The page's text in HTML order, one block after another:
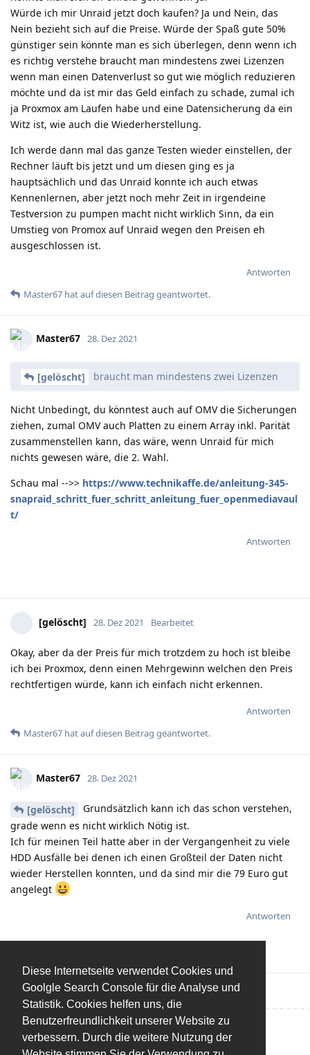
Diese Internetseite verwendet Cookies und
Goolgle Search Console für die Analyse und
Statistik. Cookies helfen uns, die
Benutzerfreundlichkeit unserer Website zu
verbessern. Durch die weitere Nutzung der
Würde ich mir Unraid jetzt doch kaufen? Ja und Nein, das
Nein bezieht sich auf die Preise. Würde der Spaß gute 50%
günstiger sein könnte man es sich überlegen, denn wenn ich
es richtig verstehe braucht man mindestens zwei Lizenzen
wenn man einen Datenverlust so gut wie möglich reduzieren
möchte und da ist mir das Geld einfach zu schade, zumal ich
ja Proxmox am Laufen habe und eine Datensicherung da ein
Witz ist, wie auch die Wiederherstellung.
Ich werde dann mal das ganze Testen wieder einstellen, der
Rechner läuft bis jetzt und um diesen ging es ja
hauptsächlich und das Unraid konnte ich auch etwas
Kennenlernen, aber jetzt noch mehr Zeit in irgendeine
Testversion zu pumpen macht nicht wirklich Sinn, da ein
Umstieg von Promox auf Unraid wegen den Preisen eh
ausgeschlossen ist.
Antworten
Master67 hatauf diesen Beitrag geantwortet.
Master67 28. Dez 2021
[gelöscht] braucht man mindestens zwei Lizenzen
Nicht Unbedingt, du könntest auch auf OMV die Sicherungen
ziehen, zumal OMV auch Platten zu einem Array inkl. Parität
zusammenstellen kann, das wäre, wenn Unraid für mich
nichts gewesen wäre, die 2. Wahl.
Schau mal -->> https://www.technikaffe.de/anleitung-345-
snapraid_schritt_fuer_schritt_anleitung_fuer_openmediavaul
t/
Antworten
[gelöscht] 28. Dez 2021 Bearbeitet
Okay, aber da der Preis für mich trotzdem zu hoch ist bleibe
ich bei Proxmox, denn einen Mehrgewinn welchen den Preis
rechtfertigen würde, kann ich einfach nicht erkennen.
Antworten
Master67 hatauf diesen Beitrag geantwortet.
Master67 28. Dez 2021
[gelöscht]
Grundsätzlich kann ich das schon verstehen,
grade wenn es nicht wirklich Nötig ist.
Ich für meinen Teil hatte aber in der Vergangenheit zu viele
HDD Ausfälle bei denen ich einen Großteil der Daten nicht
wieder Herstellen konnten, und da sind mir die 79 Euro gut
angelegt
Antworten
Eine Antwort schreiben…